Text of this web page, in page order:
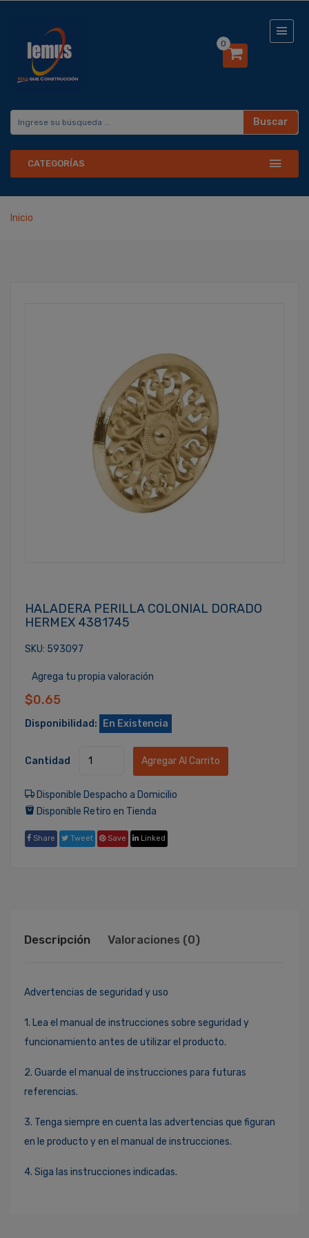
0
Buscar
CATEGORÍAS
Inicio
HALADERA PERILLA COLONIAL DORADO
HERMEX 4381745
SKU: 593097
Agrega tu propia valoración
$0.65
Disponibilidad: En Existencia
Cantidad Agregar Al Carrito
Disponible Despacho a Domicilio
Disponible Retiro en Tienda
Share Tweet Save Linked
Descripción Valoraciones (0)
Advertencias de seguridad y uso
1. Lea el manual de instrucciones sobre seguridad y
funcionamiento antes de utilizar el producto.
2. Guarde el manual de instrucciones para futuras
referencias.
3. Tenga siempre en cuenta las advertencias que figuran
en le producto y en el manual de instrucciones.
4. Siga las instrucciones indicadas.